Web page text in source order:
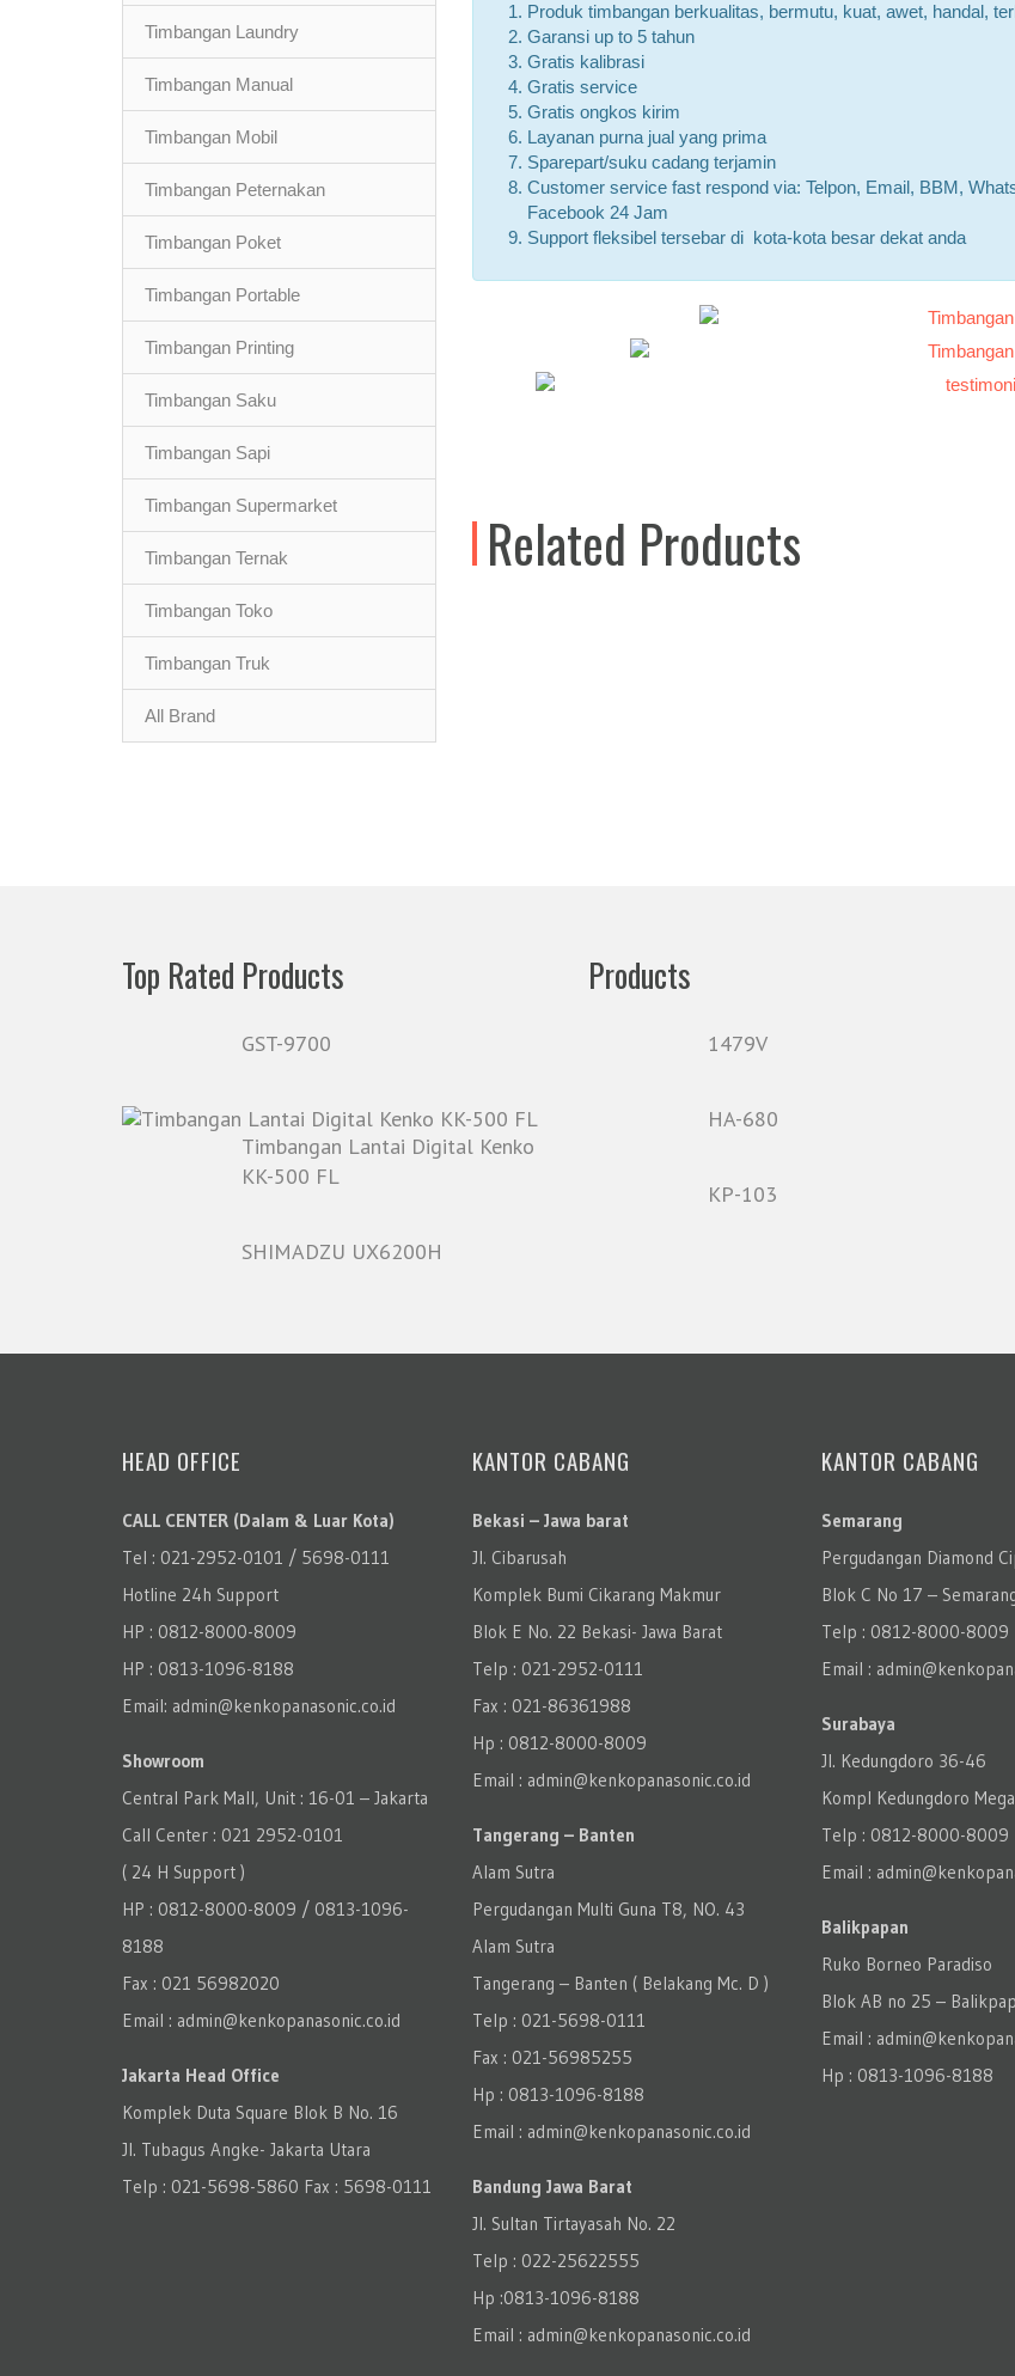
Produk timbangan berkualitas, bermutu, kuat, awet, handal,
Garansi up to 5 tahun
Gratis kalibrasi
Gratis service
Gratis ongkos kirim
Layanan purna jual yang prima
Sparepart/suku cadang terjamin
Customer service fast respond via: Telpon, Email, BBM,
Facebook 24 Jam
Support fleksibel tersebar di kota-kota besar dekat anda
Related Products
Timbangan Laundry
Timbangan Manual
Timbangan Mobil
Timbangan Peternakan
Timbangan Poket
Timbangan Portable
Timbangan Printing
Timbangan Saku
Timbangan Sapi
Timbangan Supermarket
Timbangan Ternak
Timbangan Toko
Timbangan Truk
All Brand
Top Rated Products
GST-9700
Timbangan Lantai Digital Kenko
KK-500 FL
SHIMADZU UX6200H
Products
1479V
HA-680
KP-103
HEAD OFFICE
CALL CENTER (Dalam & Luar Kota)
Tel : 021-2952-0101 / 5698-0111
Hotline 24h Support
HP : 0812-8000-8009
HP : 0813-1096-8188
Email: admin@kenkopanasonic.co.id
Showroom
Central Park Mall, Unit : 16-01 – Jakarta
Call Center : 021 2952-0101
( 24 H Support )
HP : 0812-8000-8009 / 0813-1096-
8188
Fax : 021 56982020
Email : admin@kenkopanasonic.co.id
Jakarta Head Office
Komplek Duta Square Blok B No. 16
Jl. Tubagus Angke- Jakarta Utara
Telp : 021-5698-5860 Fax : 5698-0111
KANTOR CABANG
Bekasi – Jawa barat
Jl. Cibarusah
Komplek Bumi Cikarang Makmur
Blok E No. 22 Bekasi- Jawa Barat
Telp : 021-2952-0111
Fax : 021-86361988
Hp : 0812-8000-8009
Email : admin@kenkopanasonic.co.id
Tangerang – Banten
Alam Sutra
Pergudangan Multi Guna T8, NO. 43
Alam Sutra
Tangerang – Banten‎ ( Belakang Mc. D )
Telp : 021-5698-0111
Fax : 021-56985255
Hp : 0813-1096-8188
Email : admin@kenkopanasonic.co.id
Bandung Jawa Barat
Jl. Sultan Tirtayasah‎ No. 22
Telp : 022-25622555
Hp :0813-1096-8188
Email : admin@kenkopanasonic.co.id
KANTOR CABANG
Semarang
Pergudangan Diamond
Blok C No 17 –
Telp : 0812-8000-8009
Email :
Surabaya
Jl. Kedungdoro 36-46
Kompl Kedungdoro
Telp : 0812-8000-8009
Email :
Balikpapan
Ruko Borneo Paradiso
Blok AB no 25 –
Email :
Hp : 0813-1096-8188